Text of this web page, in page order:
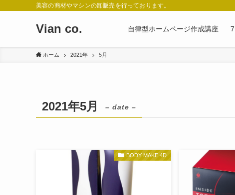
美容の商材やマシンの卸販売を行っております。
Vian co. 自律型ホームページ作成講座
ホーム 2021年 5月
2021年5月 – date –
BODY MAKE 4D